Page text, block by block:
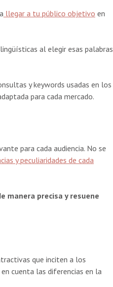
llegar a tu público objetivo en
al elegir esas palabras
y keywords usadas en los
para cada mercado.
para cada audiencia. No se
y peculiaridades de cada
manera precisa y resuene
que inciten a los
cuenta las diferencias en la